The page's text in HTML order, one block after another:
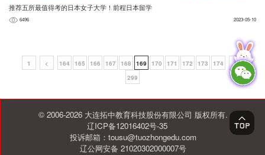
推荐五所最值得考的日本女子大学！前程日本留学
6496 2023-05-10
1 < 164 165 166 167 168 169 170 171 172 173 174
>
299
© 2006-2026 大连拓中教育科技股份有限公司 版权所有.
辽ICP备12016402号-35
投诉邮箱：tousu@tuozhongedu.com
辽公网安备 21020302000007号